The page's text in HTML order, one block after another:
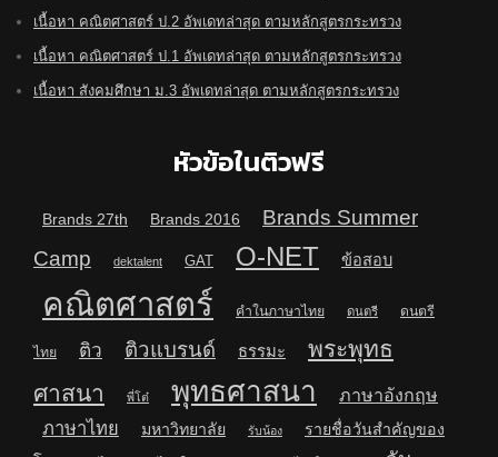
เนื้อหา คณิตศาสตร์ ป.2 อัพเดทล่าสุด ตามหลักสูตรกระทรวง
เนื้อหา คณิตศาสตร์ ป.1 อัพเดทล่าสุด ตามหลักสูตรกระทรวง
เนื้อหา สังคมศึกษา ม.3 อัพเดทล่าสุด ตามหลักสูตรกระทรวง
หัวข้อในติวฟรี
Brands 27th Brands 2016
Brands Summer
Camp
dektalent GAT O-NET ข้อสอบ
คณิตศาสตร์ คำในภาษาไทย ดนตรี ดนตรี
ไทย ติว ติวแบรนด์ ธรรมะ
พระพุทธ
ศาสนา
พี่โต๋ พุทธศาสนา ภาษาอังกฤษ
ภาษาไทย มหาวิทยาลัย รับน้อง
รายชื่อวันสำคัญของ